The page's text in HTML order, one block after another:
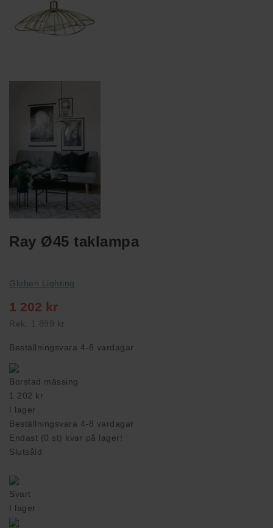
Ray Ø45 taklampa
Globen Lighting
1 202 kr
Rek. 1 899 kr
Beställningsvara 4-8 vardagar
Borstad mässing
1 202 kr
I lager
Beställningsvara 4-8 vardagar
Endast (0 st) kvar på lager!
Slutsåld
Svart
I lager